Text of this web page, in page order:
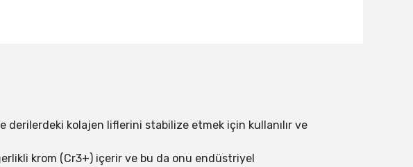
kolajen liflerini stabilize etmek için kullanılır ve
krom (Cr3+) içerir ve bu da onu endüstriyel